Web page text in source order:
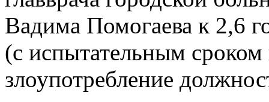
Вадима Помогаева к 2,6
(с испытательным сроком
злоупотребление